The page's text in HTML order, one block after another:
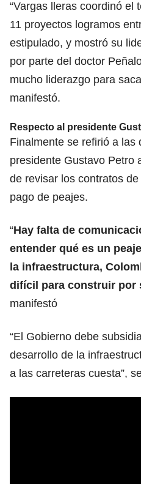
“Vargas lleras coordinó el
11 proyectos logramos
estipulado, y mostró su
por parte del doctor
mucho liderazgo para
manifestó.
Respecto al presidente
Finalmente se refirió a las
presidente Gustavo Petro
de revisar los contratos
pago de peajes.
“Hay falta de
entender qué es un
la infraestructura,
difícil para construir por
manifestó
“El Gobierno debe
desarrollo de la
a las carreteras cuesta”,